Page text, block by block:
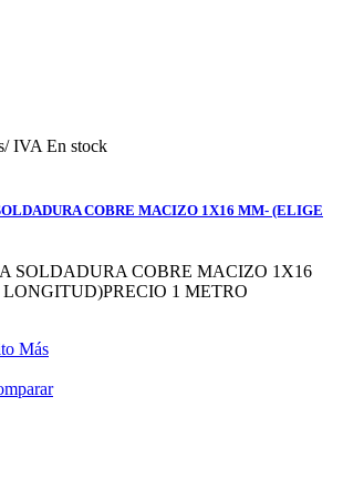
IVA En stock
COBRE MACIZO 1X16 MM- (ELIGE
SOLDADURA COBRE MACIZO 1X16
1 METRO
Más